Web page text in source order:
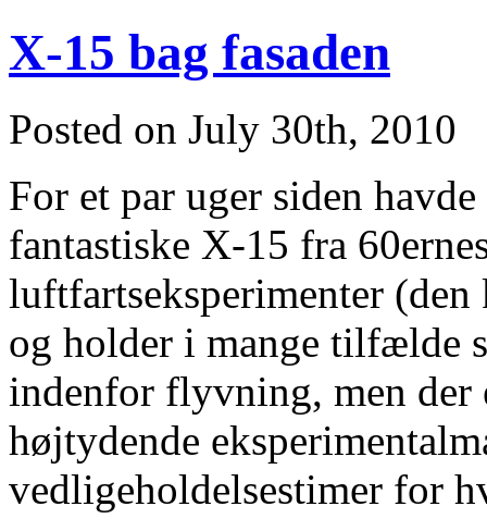
X-15 bag fasaden
Posted on July 30th, 2010
For et par uger siden
fantastiske X-15 fra
luftfartseksperimenter
og holder i mange tilfælde
indenfor flyvning, men der
højtydende
vedligeholdelsestimer for